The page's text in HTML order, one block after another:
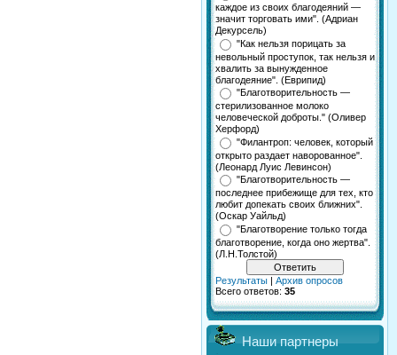
каждое из своих благодеяний —
значит торговать ими". (Адриан
Декурсель)
"Как нельзя порицать за
невольный проступок, так нельзя и
хвалить за вынужденное
благодеяние". (Еврипид)
"Благотворительность —
стерилизованное молоко
человеческой доброты." (Оливер
Херфорд)
"Филантроп: человек, который
открыто раздает наворованное".
(Леонард Луис Левинсон)
"Благотворительность —
последнее прибежище для тех, кто
любит допекать своих ближних".
(Оскар Уайльд)
"Благотворение только тогда
благотворение, когда оно жертва".
(Л.Н.Толстой)
Результаты | Архив опросов
Всего ответов: 35
Наши партнеры